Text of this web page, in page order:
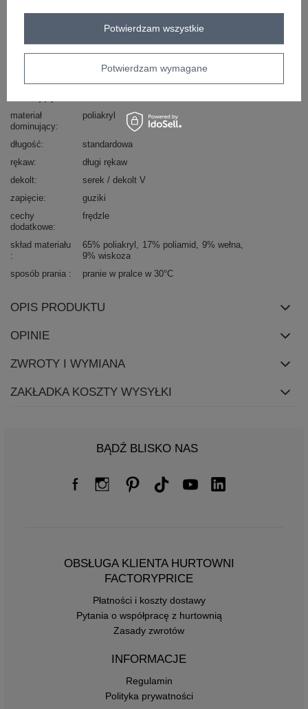
Kod produktu
MI-SW-3211.31
ITALY MODA
codzienne
wzór
paski
materiał
dominujący
poliakryl
długość
standardowa
rękaw
długi rękaw
dekolt
serek / dekolt V
zapięcie
guziki
cechy
dodatkowe
frędzle
skład materiału 65% poliakryl 17% poliamid
9% wełna
9% wiskoza
sposób prania
pranie w pralce w 30°C
OPIS PRODUKTU
OPINIE
ZWROTY I WYMIANA
ZAKŁADKA KOSZTY WYSYŁKI
BĄDŹ BLISKO NAS
OBSŁUGA KLIENTA HURTOWNI
FACTORYPRICE
Płatności i koszty dostawy
Pytania o współpracę z hurtownią
Zasady zwrotów
INFORMACJE
Regulamin
Polityka prywatności
Potwierdzam wymagane
Potwierdzam wszystkie